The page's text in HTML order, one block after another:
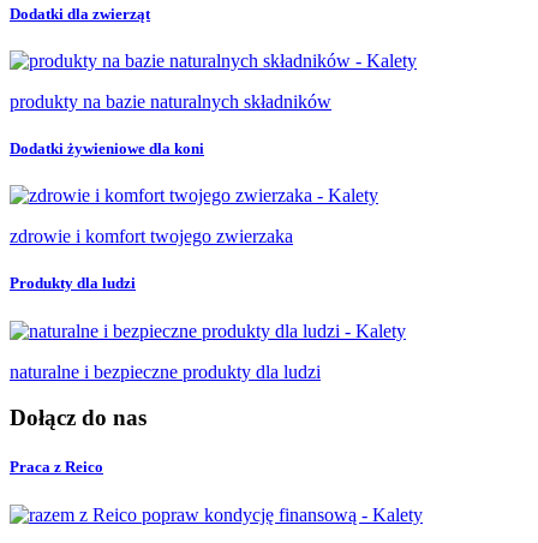
Dodatki dla zwierząt
produkty na bazie naturalnych składników
Dodatki żywieniowe dla koni
zdrowie i komfort twojego zwierzaka
Produkty dla ludzi
naturalne i bezpieczne produkty dla ludzi
Dołącz do nas
Praca z Reico